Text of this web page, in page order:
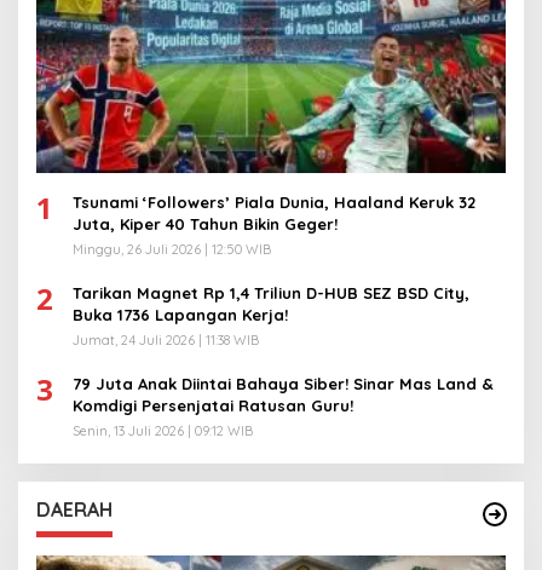
1
Tsunami ‘Followers’ Piala Dunia, Haaland Keruk 32
Juta, Kiper 40 Tahun Bikin Geger!
Minggu, 26 Juli 2026 | 12:50 WIB
2
Tarikan Magnet Rp 1,4 Triliun D-HUB SEZ BSD City,
Buka 1736 Lapangan Kerja!
Jumat, 24 Juli 2026 | 11:38 WIB
3
79 Juta Anak Diintai Bahaya Siber! Sinar Mas Land &
Komdigi Persenjatai Ratusan Guru!
Senin, 13 Juli 2026 | 09:12 WIB
DAERAH